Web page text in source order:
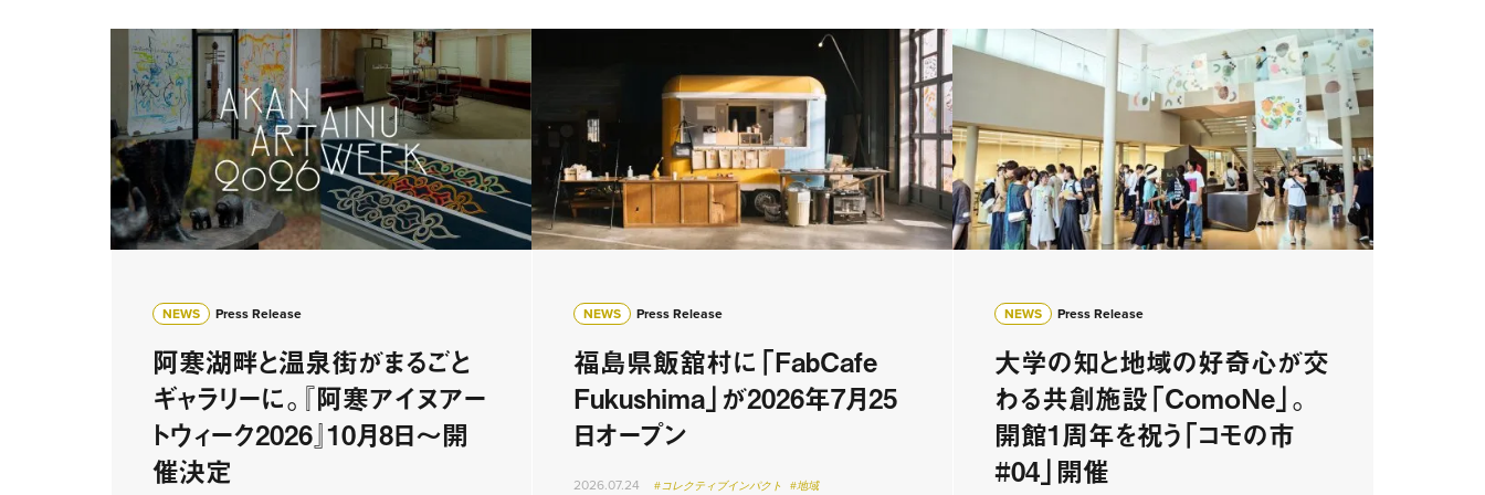
NEWS Press Release
阿寒湖畔と温泉街がまるごと
ギャラリーに。『阿寒アイヌアー
トウィーク2026』10月8日〜開
催決定
NEWS Press Release
福島県飯舘村に「FabCafe
Fukushima」が2026年7月25
日オープン
2026.07.24 #コレクティブインパクト #地域
NEWS Press Release
大学の知と地域の好奇心が交
わる共創施設「ComoNe」。
開館1周年を祝う「コモの市
#04」開催